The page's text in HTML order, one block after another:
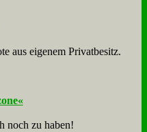
aus eigenem Privatbesitz.
noch zu haben!